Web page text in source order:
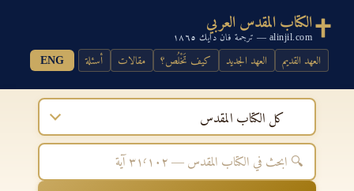
الكتاب المقدس العربي
alinjil.com — ترجمة فان دايك ١٨٦٥
العهد القديم العهد الجديد كيف تَخْلُص؟ مقالات أسئلة ENG
كل الكتاب المقدس